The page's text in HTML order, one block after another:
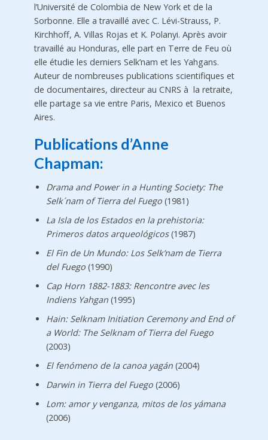
l’Université de Colombia de New York et de la
Sorbonne. Elle a travaillé avec C. Lévi-Strauss, P.
Kirchhoff, A. Villas Rojas et K. Polanyi. Après avoir
travaillé au Honduras, elle part en Terre de Feu où
elle étudie les derniers Selk’nam et les Yahgans.
Auteur de nombreuses publications scientifiques et
de documentaires, directeur au CNRS à la retraite,
elle partage sa vie entre Paris, Mexico et Buenos
Aires.
Publications d’Anne
Chapman:
Drama and Power in a Hunting Society: The
Selk´nam of Tierra del Fuego(1981)
La Isla de los Estados en la prehistoria:
Primeros datos arqueológicos(1987)
El Fin de Un Mundo: Los Selk’nam de Tierra
del Fuego(1990)
Cap Horn 1882-1883: Rencontre avec les
Indiens Yahgan(1995)
Hain: Selknam Initiation Ceremony and End of
a World: The Selknam of Tierra del Fuego
(2003)
El fenómeno de la canoa yagán(2004)
Darwin in Tierra del Fuego(2006)
Lom: amor y venganza, mitos de los yámana
(2006)